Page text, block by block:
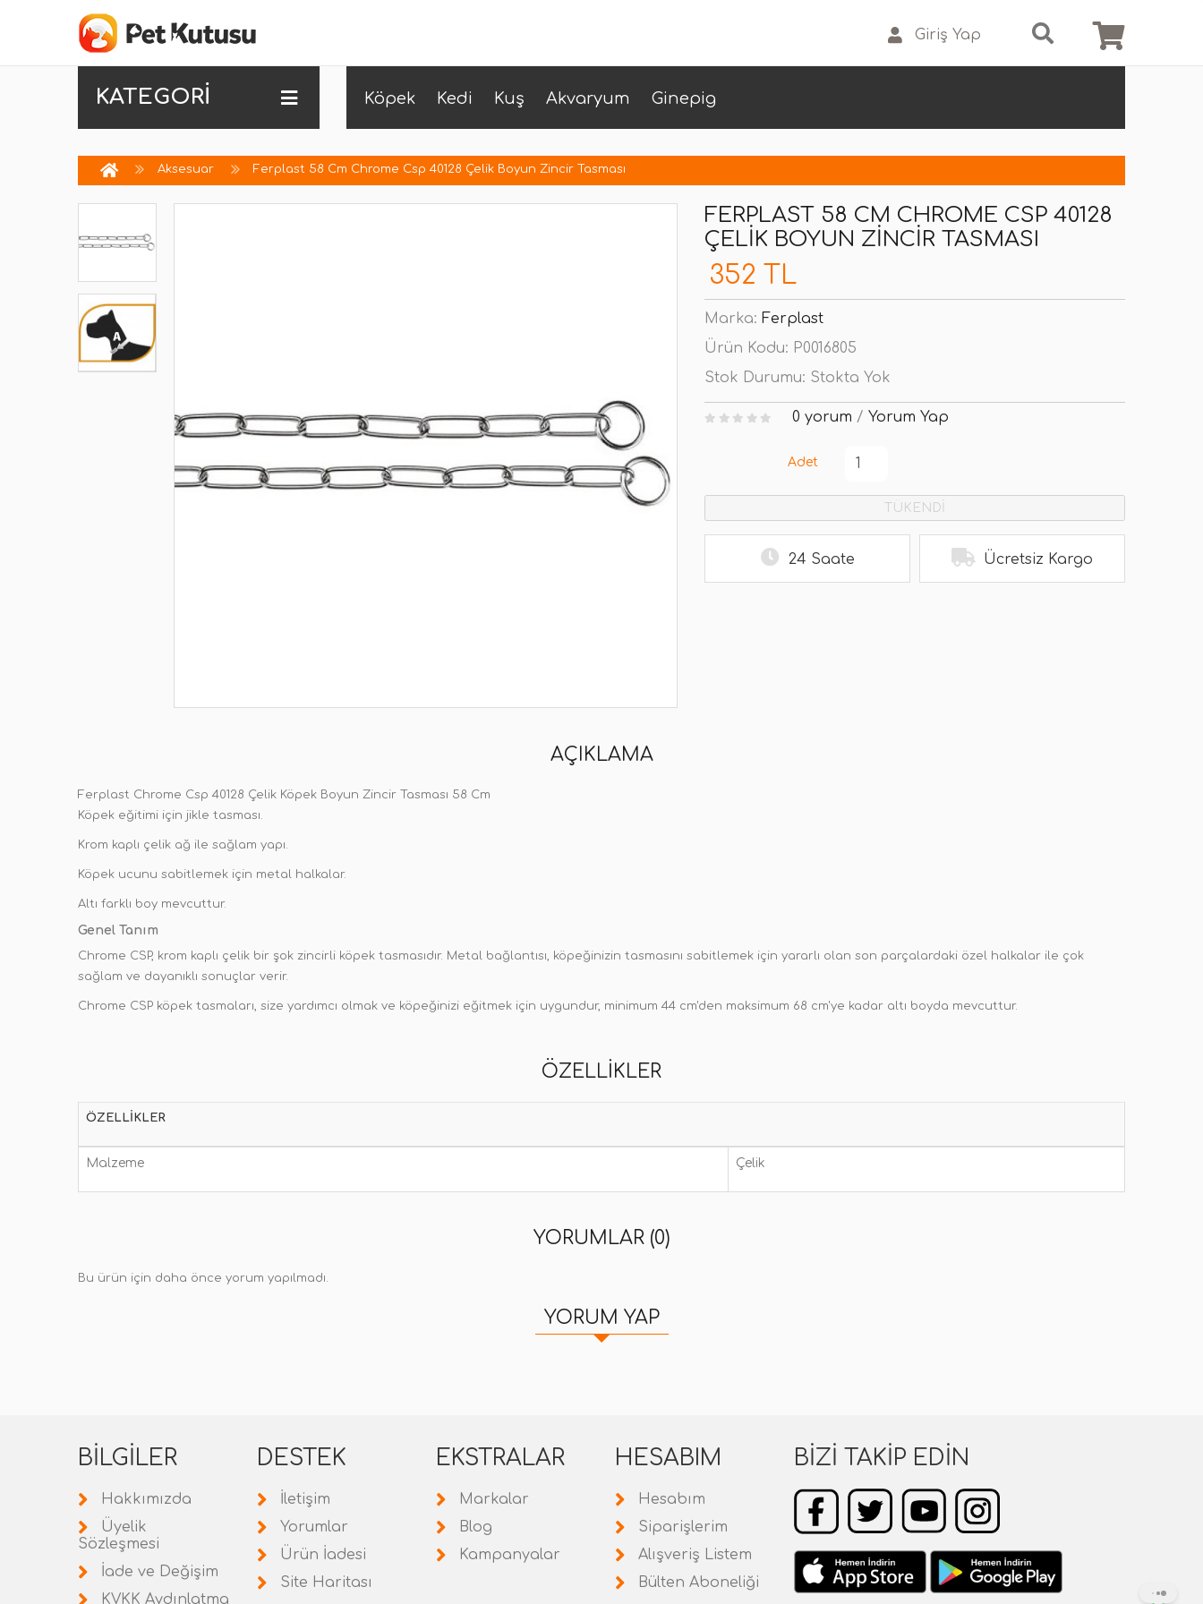
Giriş Yap
KATEGORİ Köpek Kedi Kuş Akvaryum Ginepig
Aksesuar Ferplast 58 Cm Chrome Csp 40128 Çelik Boyun Zincir Tasması
FERPLAST 58 CM CHROME CSP 40128
ÇELIK BOYUN ZINCIR TASMASI
352 TL
Marka: Ferplast
Ürün Kodu: P0016805
Stok Durumu: Stokta Yok
0 yorum / Yorum Yap
Adet
TÜKENDİ
24 Saate Ücretsiz Kargo
AÇIKLAMA
Ferplast Chrome Csp 40128 Çelik Köpek Boyun Zincir Tasması 58 Cm
Köpek eğitimi için jikle tasması.
Krom kaplı çelik ağ ile sağlam yapı.
Köpek ucunu sabitlemek için metal halkalar.
Altı farklı boy mevcuttur.
Genel Tanım
Chrome CSP, krom kaplı çelik bir şok zincirli köpek tasmasıdır. Metal bağlantısı, köpeğinizin tasmasını sabitlemek için yararlı olan son parçalardaki özel halkalar ile çok
sağlam ve dayanıklı sonuçlar verir.
Chrome CSP köpek tasmaları, size yardımcı olmak ve köpeğinizi eğitmek için uygundur, minimum 44 cm'den maksimum 68 cm'ye kadar altı boyda mevcuttur.
ÖZELLIKLER
ÖZELLIKLER
Malzeme Çelik
YORUMLAR (0)
Bu ürün için daha önce yorum yapılmadı.
YORUM YAP
BILGILER
Hakkımızda
Üyelik
Sözleşmesi
İade ve Değişim
KVKK Aydınlatma
DESTEK
İletişim
Yorumlar
Ürün İadesi
Site Haritası
EKSTRALAR
Markalar
Blog
Kampanyalar
HESABIM
Hesabım
Siparişlerim
Alışveriş Listem
Bülten Aboneliği
BIZI TAKIP EDIN